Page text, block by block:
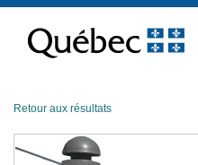
contenu
Retour aux résultats